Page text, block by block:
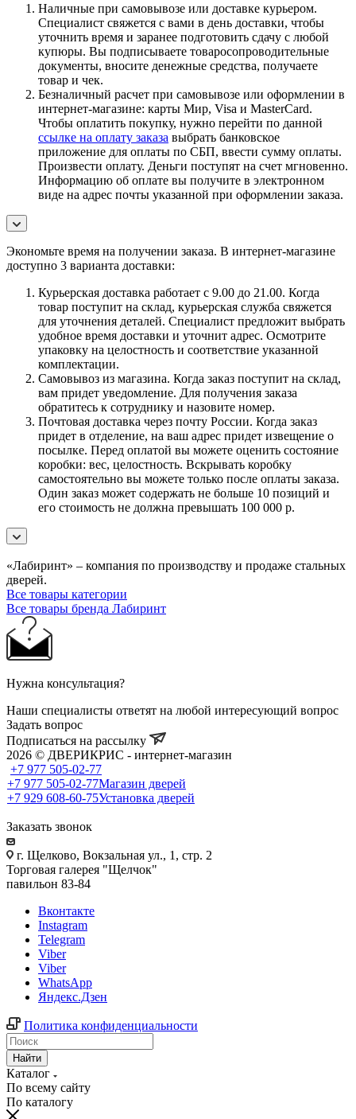
Наличные при самовывозе или доставке курьером.
Специалист свяжется с вами в день доставки, чтобы
уточнить время и заранее подготовить сдачу с любой
купюры. Вы подписываете товаросопроводительные
документы, вносите денежные средства, получаете
товар и чек.
Безналичный расчет при самовывозе или оформлении в
интернет-магазине: карты Мир, Visa и MasterCard.
Чтобы оплатить покупку, нужно перейти по данной
ссылке на оплату заказа выбрать банковское
приложение для оплаты по СБП, ввести сумму оплаты.
Произвести оплату. Деньги поступят на счет мгновенно.
Информацию об оплате вы получите в электронном
виде на адрес почты указанной при оформлении заказа.
Экономьте время на получении заказа. В интернет-магазине
доступно 3 варианта доставки:
Курьерская доставка работает с 9.00 до 21.00. Когда
товар поступит на склад, курьерская служба свяжется
для уточнения деталей. Специалист предложит выбрать
удобное время доставки и уточнит адрес. Осмотрите
упаковку на целостность и соответствие указанной
комплектации.
Самовывоз из магазина. Когда заказ поступит на склад,
вам придет уведомление. Для получения заказа
обратитесь к сотруднику и назовите номер.
Почтовая доставка через почту России. Когда заказ
придет в отделение, на ваш адрес придет извещение о
посылке. Перед оплатой вы можете оценить состояние
коробки: вес, целостность. Вскрывать коробку
самостоятельно вы можете только после оплаты заказа.
Один заказ может содержать не больше 10 позиций и
его стоимость не должна превышать 100 000 р.
«Лабиринт» – компания по производству и продаже стальных
дверей.
Все товары категории
Все товары бренда Лабиринт
Нужна консультация?
Наши специалисты ответят на любой интересующий вопрос
Задать вопрос
Подписаться на рассылку
2026 © ДВЕРИКРИС - интернет-магазин
+7 977 505-02-77
+7 977 505-02-77Магазин дверей
+7 929 608-60-75Установка дверей
Заказать звонок
г. Щелково, Вокзальная ул., 1, стр. 2
Торговая галерея "Щелчок"
павильон 83-84
Вконтакте
Instagram
Telegram
Viber
Viber
WhatsApp
Яндекс.Дзен
Политика конфиденциальности
Найти
Каталог
По всему сайту
По каталогу